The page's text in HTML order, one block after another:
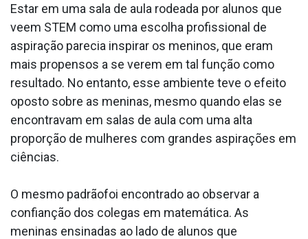
Estar em uma sala de aula rodeada por alunos que
veem STEM como uma escolha profissional de
aspiração parecia inspirar os meninos, que eram
mais propensos a se verem em tal função como
resultado. No entanto, esse ambiente teve o efeito
oposto sobre as meninas, mesmo quando elas se
encontravam em salas de aula com uma alta
proporção de mulheres com grandes aspirações em
ciências.
O mesmo padrãofoi encontrado ao observar a
confianção dos colegas em matemática. As
meninas ensinadas ao lado de alunos que